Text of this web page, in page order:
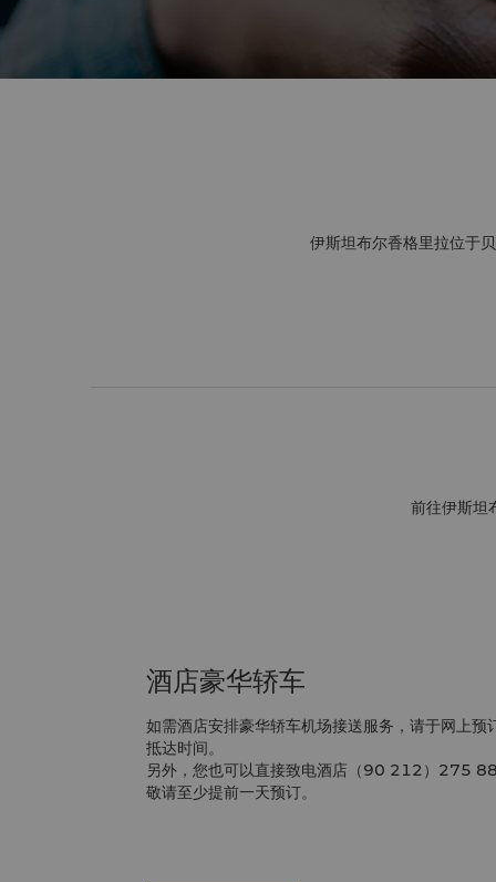
伊斯坦布尔香格里拉位于
前往伊斯坦
酒店豪华轿车
如需酒店安排豪华轿车机场接送服务，请于网上预
抵达时间。
另外，您也可以直接致电酒店（90 212）275
敬请至少提前一天预订。